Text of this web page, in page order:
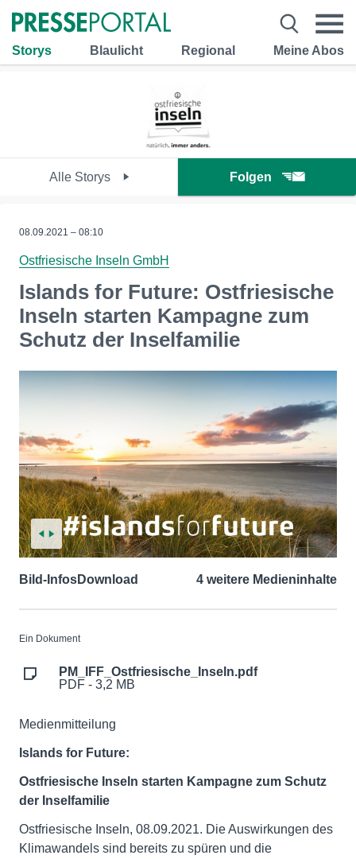
Storys Blaulicht Regional Meine Abos
Alle Storys Folgen
08.09.2021 – 08:10
Ostfriesische Inseln GmbH
Islands for Future: Ostfriesische
Inseln starten Kampagne zum
Schutz der Inselfamilie
Bild-InfosDownload 4 weitere Medieninhalte
Ein Dokument
PM_IFF_Ostfriesische_Inseln.pdf
PDF - 3,2 MB
Medienmitteilung
Islands for Future:
Ostfriesische Inseln starten Kampagne zum Schutz
der Inselfamilie
Ostfriesische Inseln, 08.09.2021. Die Auswirkungen des
Klimawandels sind bereits zu spüren und die